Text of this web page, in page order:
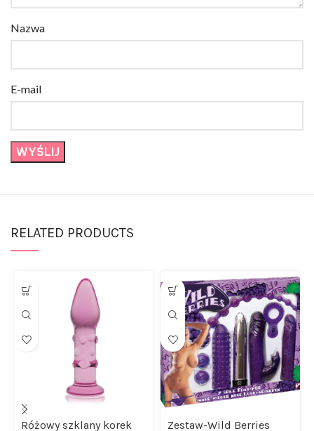
Nazwa
E-mail
RELATED PRODUCTS
Różowy szklany korek
Zestaw-Wild Berries